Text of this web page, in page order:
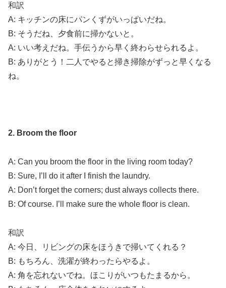
和訳
A: キッチンの床にパンくずがいっぱいだね。
B: そうだね、夕食前に掃かないと。
A: いい考えだね。手伝うから早く終わらせられるよ。
B: ありがとう！二人でやると掃き掃除がずっと早くなる
ね。
2. Broom the floor
A: Can you broom the floor in the living room today?
B: Sure, I’ll do it after I finish the laundry.
A: Don’t forget the corners; dust always collects there.
B: Of course. I’ll make sure the whole floor is clean.
和訳
A: 今日、リビングの床をほうきで掃いてくれる？
B: もちろん、洗濯が終わったらやるよ。
A: 角を忘れないでね。ほこりがいつもたまるから。